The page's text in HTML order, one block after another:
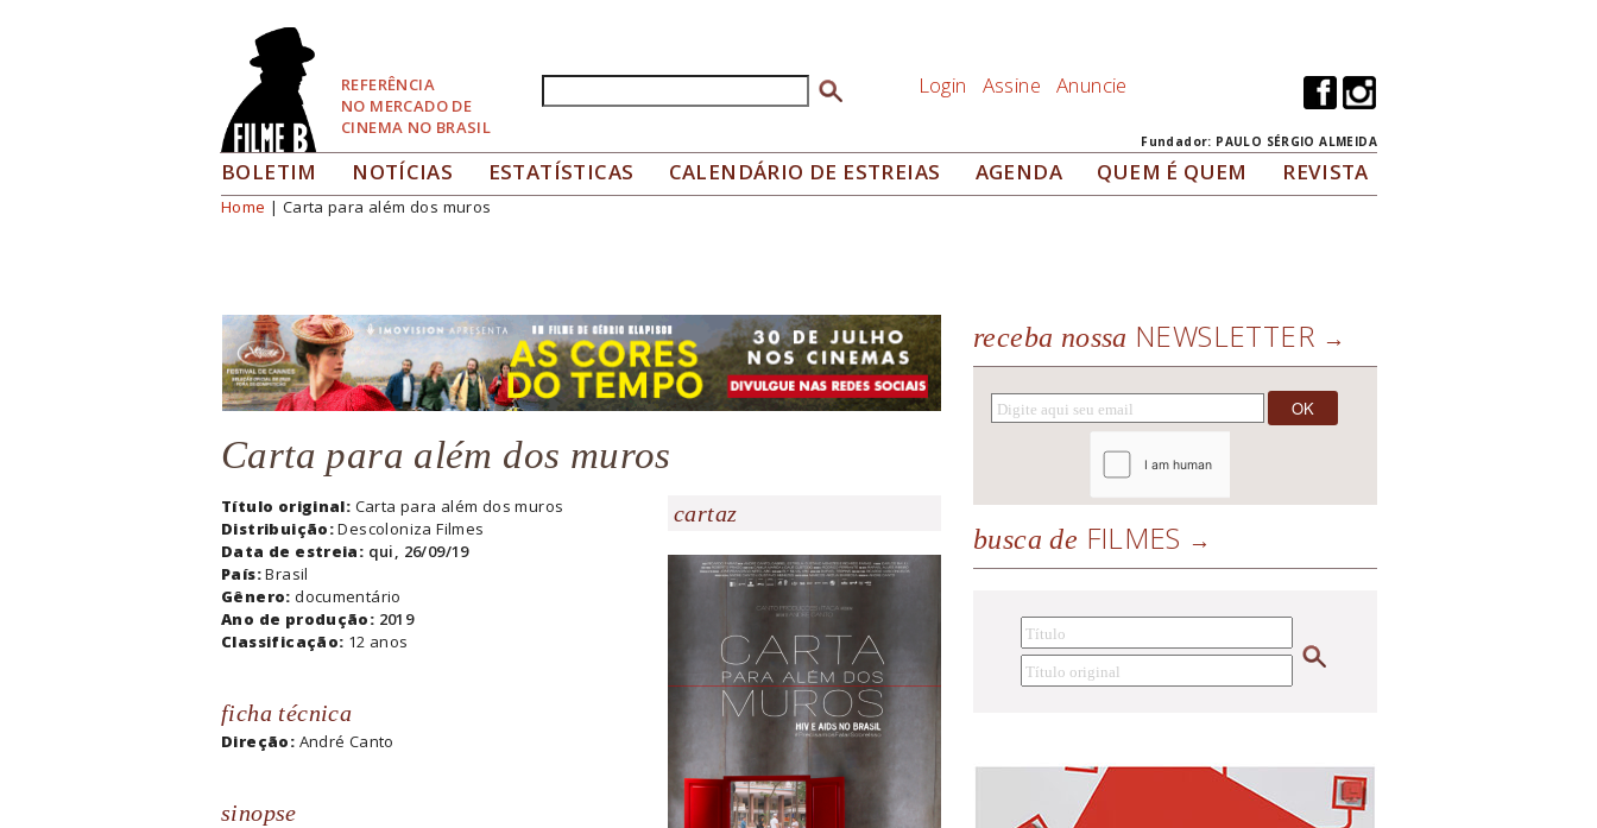
REFERÊNCIA
NO MERCADO DE
CINEMA NO BRASIL
Formulário de busca Login Assine Anuncie
Fundador: PAULO SÉRGIO ALMEIDA
BOLETIM NOTÍCIAS ESTATÍSTICAS CALENDÁRIO DE ESTREIAS AGENDA QUEM É QUEM REVISTA
Você está aqui
Home | Carta para além dos muros
Carta para além dos muros
Título original: Carta para além dos muros
Distribuição:Descoloniza Filmes
Data de estreia: qui, 26/09/19
País:Brasil
Gênero:documentário
Ano de produção: 2019
Classificação: 12 anos
ficha técnica
Direção: André Canto
sinopse
cartaz
receba nossa NEWSLETTER
busca de FILMES